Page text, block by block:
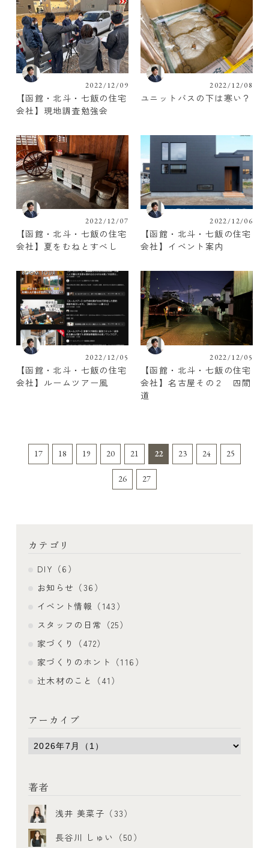
2022/12/09
【函館・北斗・七飯の住宅
会社】現地調査勉強会
2022/12/08
ユニットバスの下は寒い？
2022/12/07
【函館・北斗・七飯の住宅
会社】夏をむねとすべし
2022/12/06
【函館・北斗・七飯の住宅
会社】イベント案内
2022/12/05
【函館・北斗・七飯の住宅
会社】ルームツアー風
2022/12/05
【函館・北斗・七飯の住宅
会社】名古屋その２ 四間
道
17 18 19 20 21 22 23 24 25
26 27
カテゴリ
DIY（6）
お知らせ（36）
イベント情報（143）
スタッフの日常（25）
家づくり（472）
家づくりのホント（116）
辻木材のこと（41）
アーカイブ
著者
浅井 美菜子（33）
長谷川 しゅい（50）